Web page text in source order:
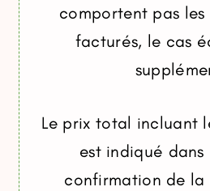
comportent pas
facturés, le cas
Le prix total incluant
est indiqué
confirmation de la